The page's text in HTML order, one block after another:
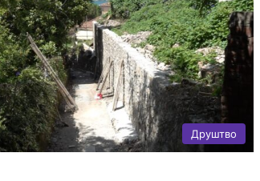
Друштво